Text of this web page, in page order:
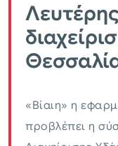
«Βίαιη» η
προβλέπει η